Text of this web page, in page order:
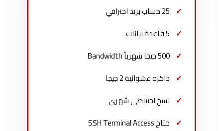
25 حساب بريد احترافي
5 قاعدة بيانات
500 جيجا شهرياً Bandwidth
ذاكرة عشوائية 2 جيجا
نسخ احتياطي شهرى
متاح SSH Terminal Access